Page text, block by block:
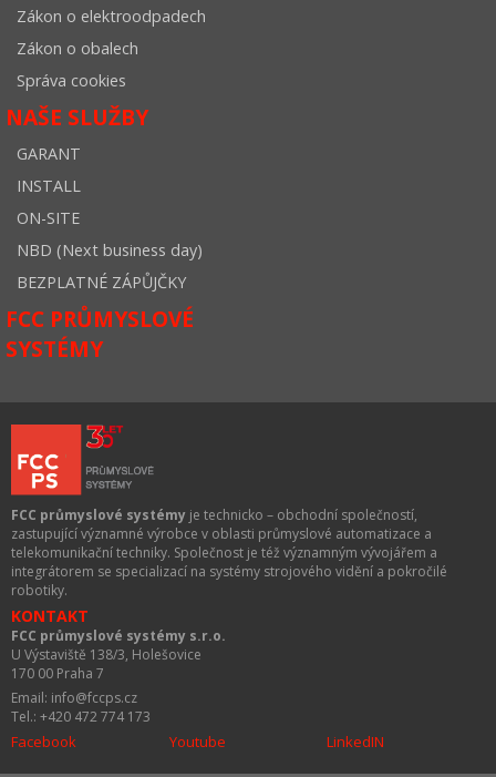
Zákon o elektroodpadech
Zákon o obalech
Správa cookies
NAŠE SLUŽBY
GARANT
INSTALL
ON-SITE
NBD (Next business day)
BEZPLATNÉ ZÁPŮJČKY
FCC PRŮMYSLOVÉ
SYSTÉMY
FCC průmyslové systémy je technicko – obchodní společností,
zastupující významné výrobce v oblasti průmyslové automatizace a
telekomunikační techniky. Společnost je též významným vývojářem a
integrátorem se specializací na systémy strojového vidění a pokročilé
robotiky.
KONTAKT
FCC průmyslové systémy s.r.o.
U Výstaviště 138/3, Holešovice
170 00 Praha 7
Email: info@fccps.cz
Tel.: +420 472 774 173
Facebook Youtube LinkedIN